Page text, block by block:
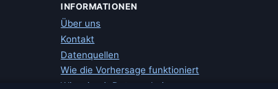
INFORMATIONEN
Über uns
Kontakt
Datenquellen
Wie die Vorhersage funktioniert
Wie wir mit Daten arbeiten